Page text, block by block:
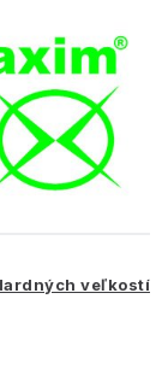
veľkostí